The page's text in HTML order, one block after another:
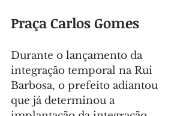
Praça Carlos Gomes
Durante o lançamento da
integração temporal na Rui
Barbosa, o prefeito adiantou
que já determinou a